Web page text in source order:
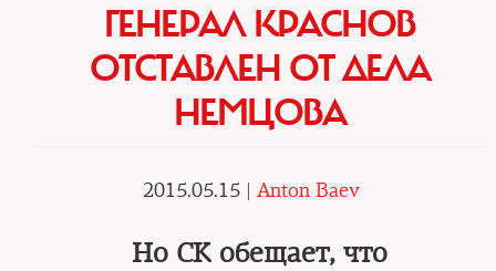
ГЕНЕРАЛ КРАСНОВ
ОТСТАВЛЕН ОТ ДЕЛА
НЕМЦОВА
2015.05.15 | Anton Baev
Но СК обещает, что